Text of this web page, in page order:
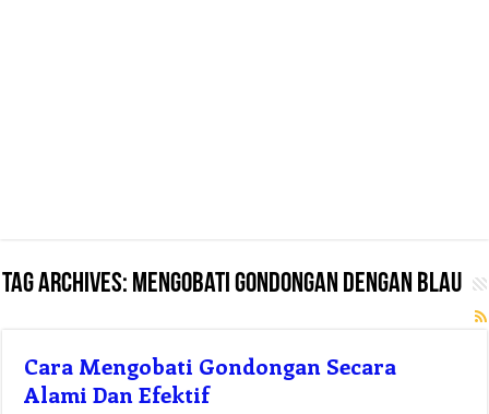
Tag Archives: mengobati gondongan dengan blau
Cara Mengobati Gondongan Secara
Alami Dan Efektif